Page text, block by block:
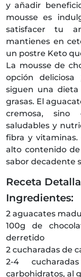
y añadir
mousse es
satisfacer tu
mantienes en
un postre Keto
La mousse de
opción
siguen una
grasas. El
cremosa, sino
saludables y
fibra y
alto contenido
sabor decadente
Receta
Ingredientes:
2 aguacates
100g de
derretido
2 cucharadas de
2-4
carbohidratos, al